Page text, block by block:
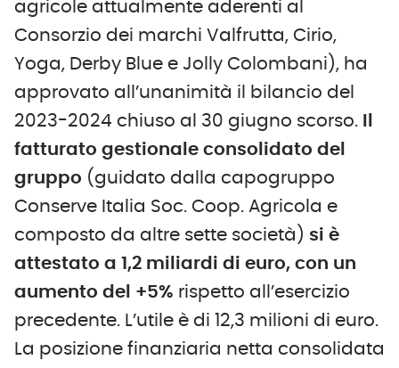
agricole attualmente aderenti al
Consorzio dei marchi Valfrutta, Cirio,
Yoga, Derby Blue e Jolly Colombani), ha
approvato all’unanimità il bilancio del
2023-2024 chiuso al 30 giugno scorso.
fatturato gestionale consolidato del
gruppo (guidato dalla capogruppo
Conserve Italia Soc. Coop. Agricola e
composto da altre sette società) si è
attestato a 1,2 miliardi di euro, con un
aumento del +5% rispetto all’esercizio
precedente. L’utile è di 12,3 milioni di euro.
La posizione finanziaria netta consolidata